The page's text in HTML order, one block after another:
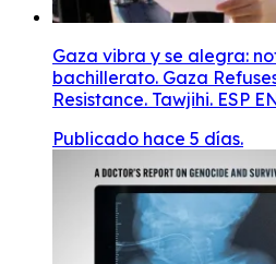
Gaza vibra y se alegra:
bachillerato. Gaza
Resistance. Tawjihi. ESP
Publicado hace 5 días.